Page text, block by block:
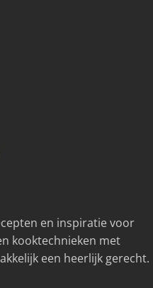
en inspiratie voor
kooktechnieken met
een heerlijk gerecht.